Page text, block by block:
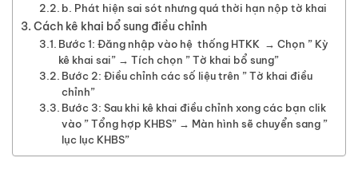
b. Phát hiện sai sót nhưng quá thời hạn nộp tờ khai
Cách kê khai bổ sung điều chỉnh
Bước 1: Đăng nhập vào hệ thống HTKK → Chọn ” Kỳ
kê khai sai” → Tích chọn ” Tờ khai bổ sung”
Bước 2: Điều chỉnh các số liệu trên ” Tờ khai điều
chỉnh”
Bước 3: Sau khi kê khai điều chỉnh xong các bạn clik
vào ” Tổng hợp KHBS” → Màn hình sẽ chuyển sang ”
lục lục KHBS”